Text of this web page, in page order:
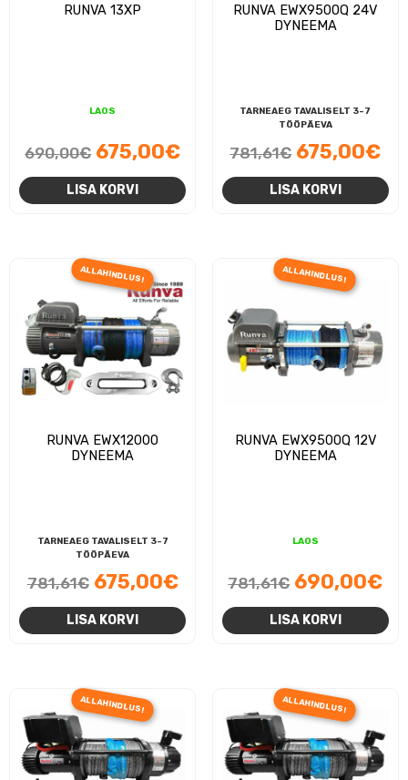
RUNVA 13XP
LAOS
690,00€ Algne
hind
oli:
675,00€Praegune
hind
on:
LISA KORVI
RUNVA EWX9500Q 24V
DYNEEMA
TARNEAEG TAVALISELT 3-7
TÖÖPÄEVA
781,61€ Algne
hind
oli:
675,00€
on:
LISA KORVI
ALLAHINDLUS!
RUNVA EWX12000
DYNEEMA
TARNEAEG TAVALISELT 3-7
TÖÖPÄEVA
781,61€ Algne
hind
oli:
675,00€Praegune
hind
on:
LISA KORVI
ALLAHINDLUS!
RUNVA EWX9500Q 12V
DYNEEMA
LAOS
781,61€ Algne
hind
oli:
690,00€
LISA KORVI
ALLAHINDLUS! ALLAHINDLUS!